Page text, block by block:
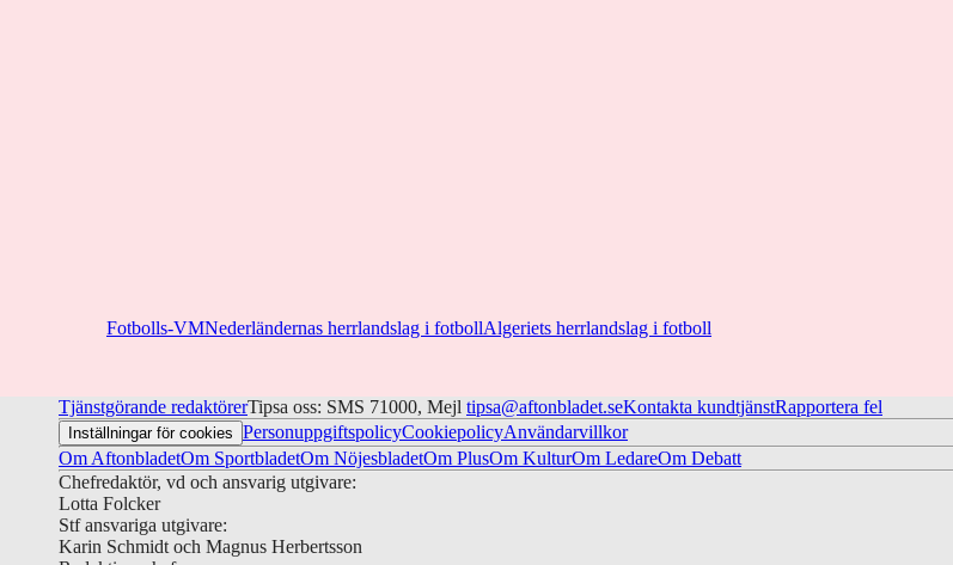
Fotbolls-VMNederländernas herrlandslag i fotbollAlgeriets herrlandslag i fotboll
Tjänstgörande redaktörerTipsa oss: SMS 71000, Mejl tipsa@aftonbladet.seKontakta kundtjänstRapportera fel
Inställningar för cookies PersonuppgiftspolicyCookiepolicyAnvändarvillkor
Om AftonbladetOm SportbladetOm NöjesbladetOm PlusOm KulturOm LedareOm Debatt
Chefredaktör, vd och ansvarig utgivare:
Lotta Folcker
Stf ansvariga utgivare:
Karin Schmidt och Magnus Herbertsson